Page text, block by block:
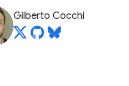
Gilberto Cocchi